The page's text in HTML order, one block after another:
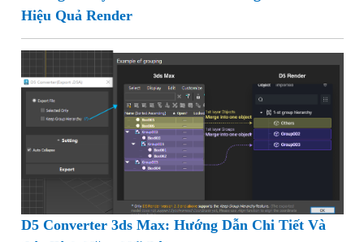
Hiệu Quả Render
D5 Converter 3ds Max: Hướng Dẫn Chi Tiết Và